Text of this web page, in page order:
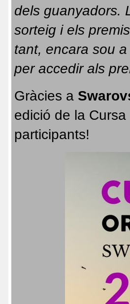
dels guanyadors.
sorteig i els
tant, encara sou
per accedir als
Gràcies a
edició de la
participants!